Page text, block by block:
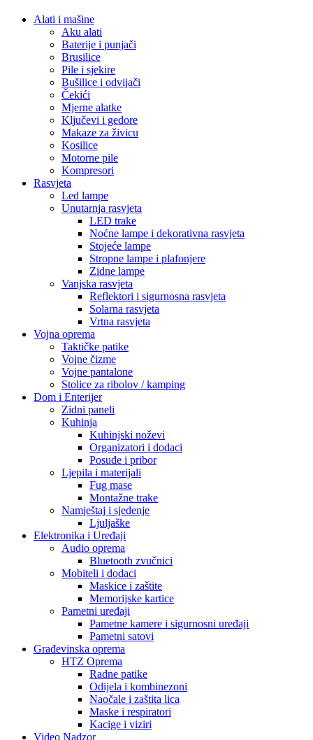
Alati i mašine
Aku alati
Baterije i punjači
Brusilice
Pile i sjekire
Bušilice i odvijači
Čekići
Mjerne alatke
Ključevi i gedore
Makaze za živicu
Kosilice
Motorne pile
Kompresori
Rasvjeta
Led lampe
Unutarnja rasvjeta
LED trake
Noćne lampe i dekorativna rasvjeta
Stojeće lampe
Stropne lampe i plafonjere
Zidne lampe
Vanjska rasvjeta
Reflektori i sigurnosna rasvjeta
Solarna rasvjeta
Vrtna rasvjeta
Vojna oprema
Taktičke patike
Vojne čizme
Vojne pantalone
Stolice za ribolov / kamping
Dom i Enterijer
Zidni paneli
Kuhinja
Kuhinjski noževi
Organizatori i dodaci
Posuđe i pribor
Ljepila i materijali
Fug mase
Montažne trake
Namještaj i sjedenje
Ljuljaške
Elektronika i Uređaji
Audio oprema
Bluetooth zvučnici
Mobiteli i dodaci
Maskice i zaštite
Memorijske kartice
Pametni uređaji
Pametne kamere i sigurnosni uređaji
Pametni satovi
Građevinska oprema
HTZ Oprema
Radne patike
Odijela i kombinezoni
Naočale i zaštita lica
Maske i respiratori
Kacige i viziri
Video Nadzor